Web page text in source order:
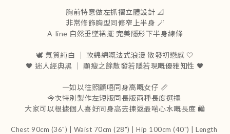
胸前特意做左抓褶立體設計 📐
非常修飾胸型同修窄上半身 🪄
A-line 自然垂墜裙擺 完美隱形下半身線條
🕊️ 氣質純白 ｜ 軟綿綿嘅法式浪漫 散發初戀感 🤍
🖤 迷人經典黑 ｜ 顯瘦之餘散發若隱若現嘅優雅知性 🖤
一如以往照顧唔同身高嘅女仔 📏
今次特別製作左短版同長版兩種長度選擇
大家可以根據個人喜好同身高去揀返最啱心水嘅長度 🛍️
Chest 90cm (36") | Waist 70cm (28") | Hip 100cm (40") | Length